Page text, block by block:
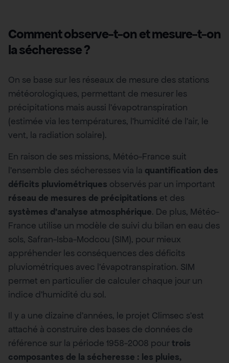
Comment observe-t-on et mesure-t-on
la sécheresse ?
On se base sur les réseaux de mesure des stations
météorologiques, permettant de mesurer les
précipitations mais aussi l’évapotranspiration
(estimée via les températures, l’humidité de l’air, le
vent, la radiation solaire).
En raison de ses missions, Météo-France suit
l’ensemble des sécheresses via la quantification des
déficits pluviométriques observés par un important
réseau de mesures de précipitations et des
systèmes d’analyse atmosphérique. De plus, Météo-
France utilise un modèle de suivi du bilan en eau des
sols, Safran-Isba-Modcou (SIM), pour mieux
appréhender les conséquences des déficits
pluviométriques avec l’évapotranspiration. SIM
permet en particulier de calculer chaque jour un
indice d’humidité du sol.
Il y a une dizaine d’années, le projet Climsec s’est
attaché à construire des bases de données de
référence sur la période 1958-2008 pourtrois
composantes de la sécheresse : les pluies,